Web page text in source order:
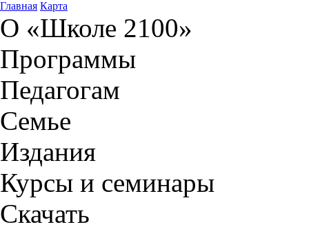
Главная Карта
О «Школе 2100»
Программы
Педагогам
Семье
Издания
Курсы и семинары
Скачать